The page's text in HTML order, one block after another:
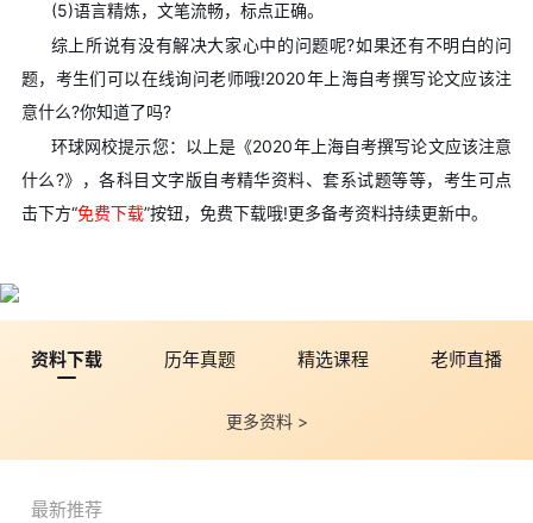
(5)语言精炼，文笔流畅，标点正确。
综上所说有没有解决大家心中的问题呢?如果还有不明白的问
题，考生们可以在线询问老师哦!2020年上海自考撰写论文应该注
意什么?你知道了吗?
环球网校提示您：以上是《2020年上海自考撰写论文应该注意
什么?》，各科目文字版自考精华资料、套系试题等等，考生可点
击下方“免费下载”按钮，免费下载哦!更多备考资料持续更新中。
资料下载 历年真题 精选课程 老师直播
更多资料 >
最新推荐